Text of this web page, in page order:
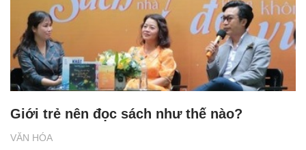
VĂN HÓA
Giới trẻ nên đọc sách như thế nào?